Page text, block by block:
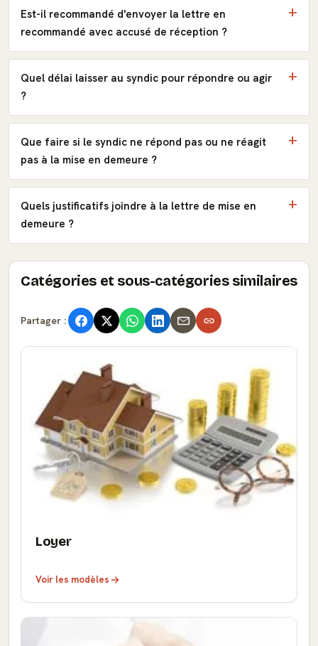
Est-il recommandé d'envoyer la lettre en
recommandé avec accusé de réception ?
Quel délai laisser au syndic pour répondre ou agir
?
Que faire si le syndic ne répond pas ou ne réagit
pas à la mise en demeure ?
Quels justificatifs joindre à la lettre de mise en
demeure ?
Catégories et sous-catégories similaires
Partager :
Loyer
Voir les modèles